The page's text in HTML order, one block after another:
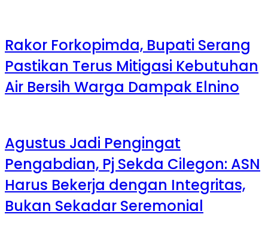
Rakor Forkopimda, Bupati Serang
Pastikan Terus Mitigasi Kebutuhan
Air Bersih Warga Dampak Elnino
Agustus Jadi Pengingat
Pengabdian, Pj Sekda Cilegon: ASN
Harus Bekerja dengan Integritas,
Bukan Sekadar Seremonial